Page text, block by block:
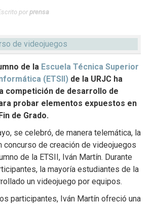
porprensa
de la Escuela Técnica Superior
(ETSII) de la URJC ha
competición de desarrollo de
probar elementos expuestos en
de Grado.
se celebró, de manera telemática, la
concurso de creación de videojuegos
de la ETSII, Iván Martín. Durante
la mayoría estudiantes de la
un videojuego por equipos.
participantes, Iván Martín ofreció una